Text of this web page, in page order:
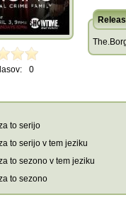
0
to serijo
to serijo v tem jeziku
to sezono v tem jeziku
to sezono